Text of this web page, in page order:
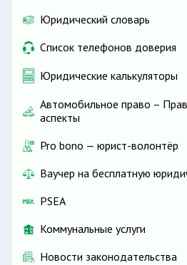
Юридический словарь
Список телефонов доверия
Юридические калькуляторы
Автомобильное право –
аспекты
Pro bono — юрист-волонтёр
Ваучер на бесплатную
PSEA
Коммунальные услуги
Новости законодательства